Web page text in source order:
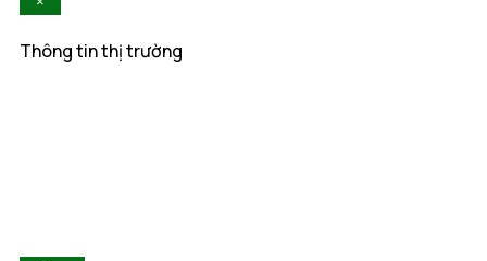
Lai Châu
Thông tin thị trường